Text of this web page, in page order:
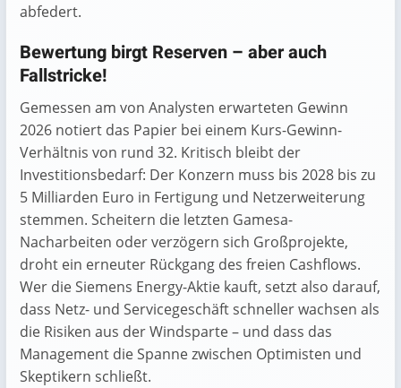
abfedert.
Bewertung birgt Reserven – aber auch
Fallstricke!
Gemessen am von Analysten erwarteten Gewinn
2026 notiert das Papier bei einem Kurs-Gewinn-
Verhältnis von rund 32. Kritisch bleibt der
Investitionsbedarf: Der Konzern muss bis 2028 bis zu
5 Milliarden Euro in Fertigung und Netzerweiterung
stemmen. Scheitern die letzten Gamesa-
Nacharbeiten oder verzögern sich Großprojekte,
droht ein erneuter Rückgang des freien Cashflows.
Wer die Siemens Energy-Aktie kauft, setzt also darauf,
dass Netz- und Servicegeschäft schneller wachsen als
die Risiken aus der Wind­sparte – und dass das
Management die Spanne zwischen Optimisten und
Skeptikern schließt.